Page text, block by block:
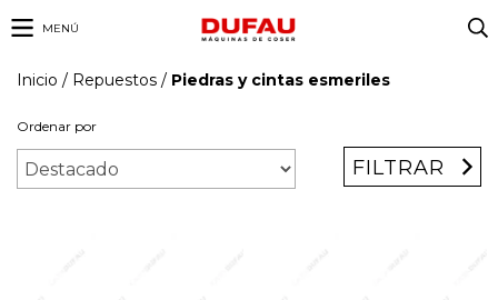
MENÚ
Inicio / Repuestos / Piedras y cintas esmeriles
Ordenar por
FILTRAR